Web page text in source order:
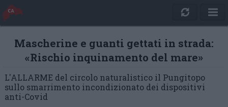
Mascherine e guanti gettati in strada:
«Rischio inquinamento del mare»
L'ALLARME del circolo naturalistico il Pungitopo
sullo smarrimento incondizionato dei dispositivi
anti-Covid